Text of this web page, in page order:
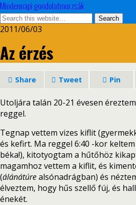
Mindennapi gondolatmorzsák
2011/06/03
Az érzés
Share Tweet Pin
Utoljára talán 20-21 évesen
reggel.
Tegnap vettem vizes kiflit
és kefirt. Ma reggel 6:40 -kor
béka!), kitotyogtam a hűtőhöz
magamhoz vettem a kiflit, és
(álánátúrealsónadrágban) és
élveztem, hogy hűs szellő fúj, és
énekét.